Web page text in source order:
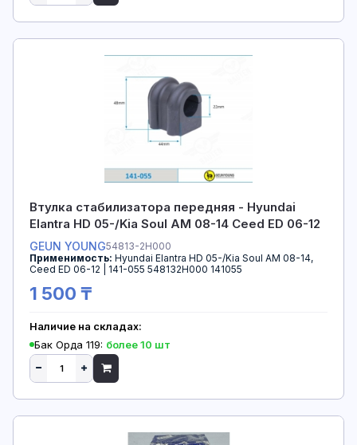
Втулка стабилизатора передняя - Hyundai
Elantra HD 05-/Kia Soul AM 08-14 Ceed ED 06-12
GEUN YOUNG54813-2H000
Применимость: Hyundai Elantra HD 05-/Kia Soul AM 08-14,
Ceed ED 06-12 | 141-055 548132H000 141055
1 500 ₸
Наличие на складах:
Бак Орда 119: более 10 шт